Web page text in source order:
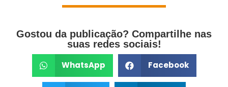
Gostou da publicação? Compartilhe nas
suas redes sociais!
WhatsApp Facebook